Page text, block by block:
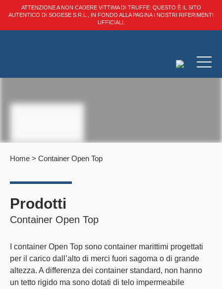
ATTENZIONE A NON CADERE VITTIMA DI TRUFFE: QUESTO È IL SITO
AUTENTICO DI SOGESE S.R.L., IN FONDO ALLA PAGINA I NOSTRI RIFERIMENTI
UFFICIALI.
Home > Container Open Top
Prodotti
Container Open Top
container Open Top sono container marittimi progettati
per il carico dall’alto di merci fuori sagoma o di grande
altezza. A differenza dei container standard, non hanno
un tetto rigido ma sono dotati di telo impermeabile